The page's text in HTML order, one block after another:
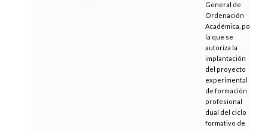
General de
Ordenación
Académica, por
la que se
autoriza la
implantación
del proyecto
experimental
de formación
profesional
dual del ciclo
formativo de